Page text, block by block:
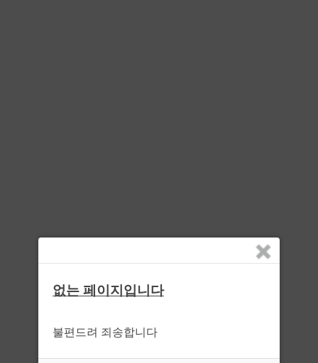
없는 페이지입니다
불편드려 죄송합니다